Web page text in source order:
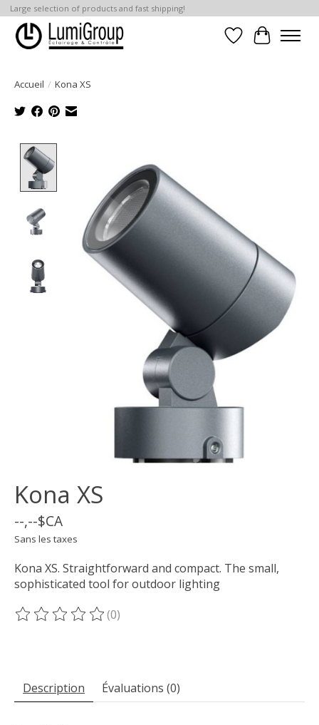
Large selection of products and fast shipping!
Liste dePanier
Accueil / Kona XS
Kona XS
--,--$CA
Sans les taxes
Kona XS. Straightforward and compact. The small,
sophisticated tool for outdoor lighting
Ce produit est évalué à
(0)
Description Évaluations (0)